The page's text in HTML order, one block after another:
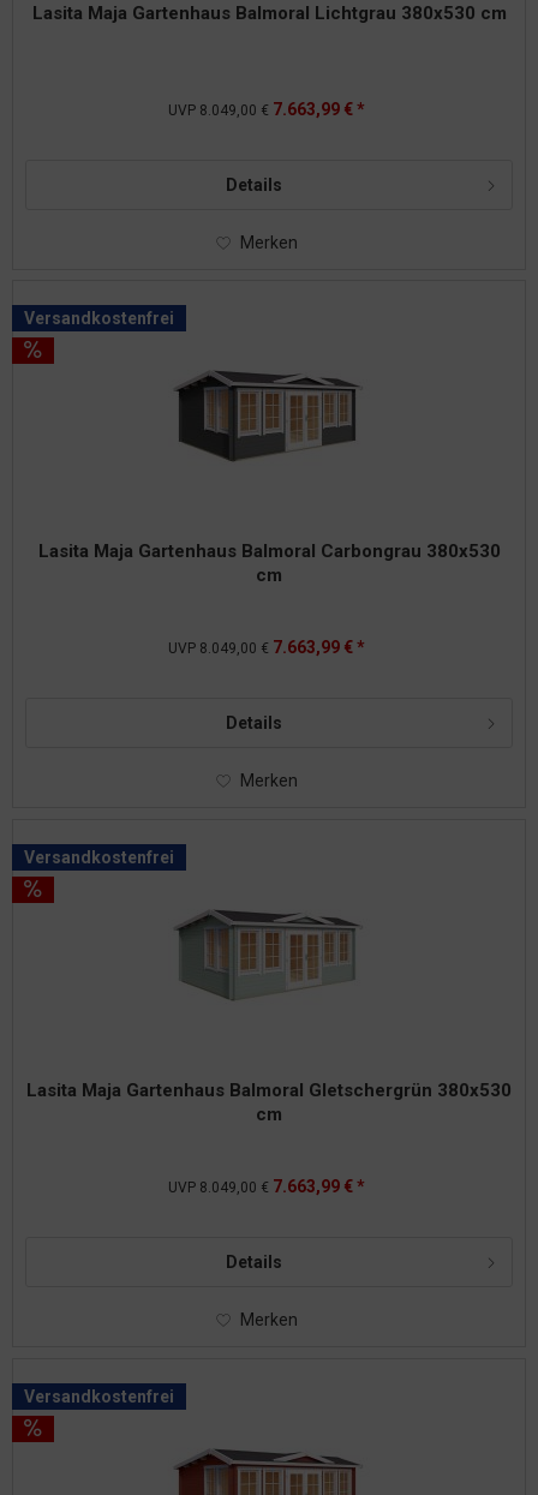
Lasita Maja Gartenhaus Balmoral Lichtgrau 380x530 cm
UVP 8.049,00 € 7.663,99 € *
Details
Merken
Versandkostenfrei
Lasita Maja Gartenhaus Balmoral Carbongrau 380x530
cm
UVP 8.049,00 € 7.663,99 € *
Details
Merken
Versandkostenfrei
Lasita Maja Gartenhaus Balmoral Gletschergrün 380x530
cm
UVP 8.049,00 € 7.663,99 € *
Details
Merken
Versandkostenfrei